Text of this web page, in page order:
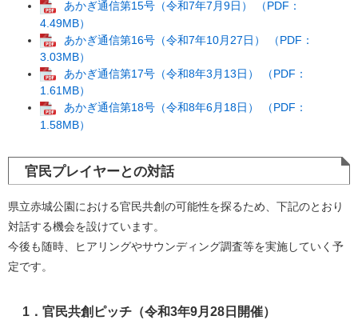
あかぎ通信第15号（令和7年7月9日） （PDF：
4.49MB）
あかぎ通信第16号（令和7年10月27日） （PDF：
3.03MB）
あかぎ通信第17号（令和8年3月13日） （PDF：
1.61MB）
あかぎ通信第18号（令和8年6月18日） （PDF：
1.58MB）
官民プレイヤーとの対話
県立赤城公園における官民共創の可能性を探るため、下記のとおり
対話する機会を設けています。
今後も随時、ヒアリングやサウンディング調査等を実施していく予
定です。
1．官民共創ピッチ（令和3年9月28日開催）